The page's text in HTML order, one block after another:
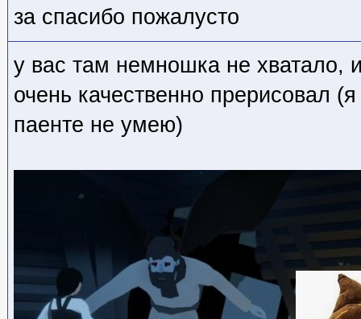
за спасибо пожалусто
у вас там немношка не хватало,
очень качественно прерисовал
паенте не умею)